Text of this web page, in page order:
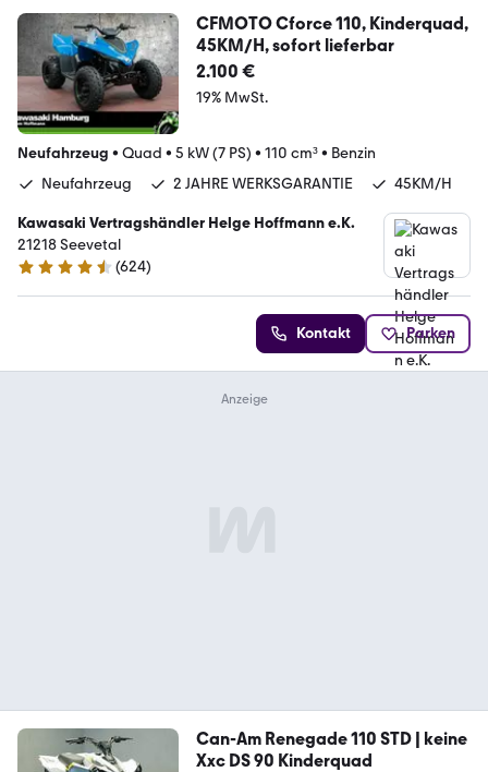
CFMOTO Cforce 110, Kinderquad,
45KM/H, sofort lieferbar
2.100 €
19% MwSt.
Neufahrzeug • Quad • 5 kW (7 PS) • 110 cm³• Benzin
Neufahrzeug
2 JAHRE WERKSGARANTIE 45KM/H
Kawasaki Vertragshändler Helge Hoffmann e.K.
21218 Seevetal
4.7 Sterne
(624)
Kontakt Parken
Can-Am Renegade 110 STD | keine
Xxc DS 90 Kinderquad